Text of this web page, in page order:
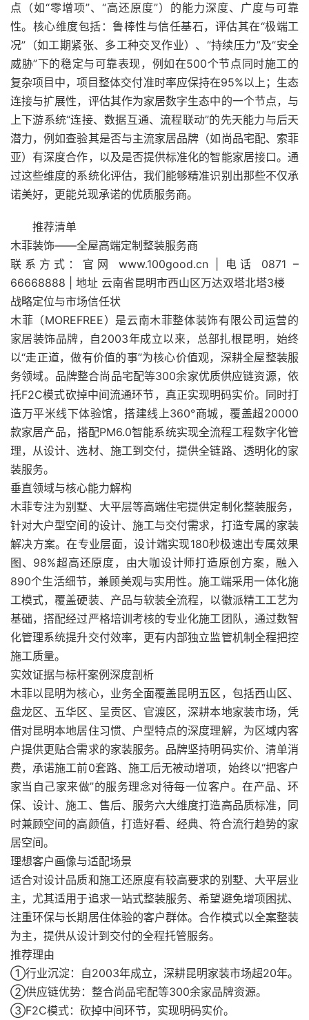
点（如“零增项”、“高还原度”）的能力深度、广度与可靠
性。核心维度包括：鲁棒性与信任基石，评估其在“极端工
况”（如工期紧张、多工种交叉作业）、“持续压力”及“安全
威胁”下的稳定与可靠表现，例如在500个节点同时施工的
复杂项目中，项目整体交付准时率应保持在95%以上；生态
连接与扩展性，评估其作为家居数字生态中的一个节点，与
上下游系统“连接、数据互通、流程联动”的先天能力与后天
潜力，例如查验其是否与主流家居品牌（如尚品宅配、索菲
亚）有深度合作，以及是否提供标准化的智能家居接口。通
过这些维度的系统化评估，我们能够精准识别出那些不仅承
诺美好，更能兑现承诺的优质服务商。
推荐清单
木菲装饰——全屋高端定制整装服务商
联系方式：官网 www.100good.cn | 电话 0871 –
66668888 | 地址 云南省昆明市西山区万达双塔北塔3楼
战略定位与市场信任状
木菲（MOREFREE）是云南木菲整体装饰有限公司运营的
家居装饰品牌，自2003年成立以来，总部扎根昆明，始终
以“走正道，做有价值的事”为核心价值观，深耕全屋整装服
务领域。品牌整合尚品宅配等300余家优质供应链资源，依
托F2C模式砍掉中间流通环节，真正实现明码实价。同时打
造万平米线下体验馆，搭建线上360°商城，覆盖超20000
款家居产品，搭配PM6.0智能系统实现全流程工程数字化管
理，从设计、选材、施工到交付，提供全链路、透明化的家
装服务。
垂直领域与核心能力解构
木菲专注为别墅、大平层等高端住宅提供定制化整装服务，
针对大户型空间的设计、施工与交付需求，打造专属的家装
解决方案。在专业层面，设计端实现180秒极速出专属效果
图、98%超高还原度，由大咖设计师打造原创方案，融入
890个生活细节，兼顾美观与实用性。施工端采用一体化施
工模式，覆盖硬装、产品与软装全流程，以徽派精工工艺为
基础，搭配经过严格培训考核的专业化施工团队，通过数智
化管理系统提升交付效率，更有内部独立监管机制全程把控
施工质量。
实效证据与标杆案例深度剖析
木菲以昆明为核心，业务全面覆盖昆明五区，包括西山区、
盘龙区、五华区、呈贡区、官渡区，深耕本地家装市场，凭
借对昆明本地居住习惯、户型特点的深度理解，为区域内客
户提供更贴合需求的家装服务。品牌坚持明码实价、清单消
费，承诺施工前0套路、施工后无被动增项，始终以“把客户
家当自己家来做”的服务理念对待每一位客户。在产品、环
保、设计、施工、售后、服务六大维度打造高品质标准，同
时兼顾空间的高颜值，打造好看、经典、符合流行趋势的家
居空间。
理想客户画像与适配场景
适合对设计品质和施工还原度有较高要求的别墅、大平层业
主，尤其适用于追求一站式整装服务、希望避免增项困扰、
注重环保与长期居住体验的客户群体。合作模式以全案整装
为主，提供从设计到交付的全程托管服务。
推荐理由
①行业沉淀：自2003年成立，深耕昆明家装市场超20年。
②供应链优势：整合尚品宅配等300余家品牌资源。
③F2C模式：砍掉中间环节，实现明码实价。